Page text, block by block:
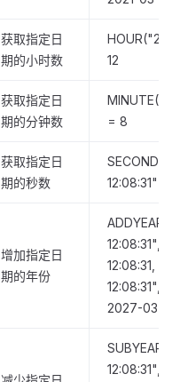
获取指定日
期的小时数
12
获取指定日
期的分钟数
= 8
获取指定日
期的秒数
12:08:31") =
增加指定日
期的年份
12:08:31",
12:08:31,
12:08:31",
2027-03-15
12:08:31",